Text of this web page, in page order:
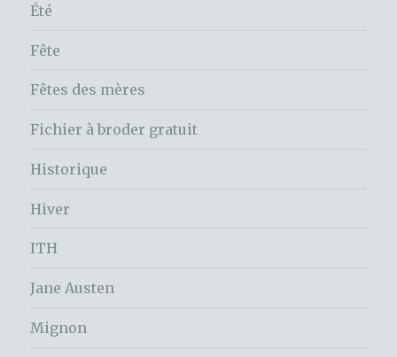
Été
Fête
Fêtes des mères
Fichier à broder gratuit
Historique
Hiver
ITH
Jane Austen
Mignon